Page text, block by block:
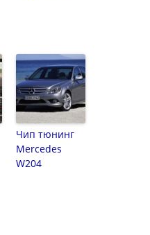
Чип тюнинг
Mercedes
W204